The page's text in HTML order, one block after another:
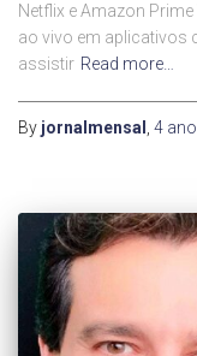
Netflix e Amazon
ao vivo em aplicativos
assistir Read more…
By jornalmensal 4